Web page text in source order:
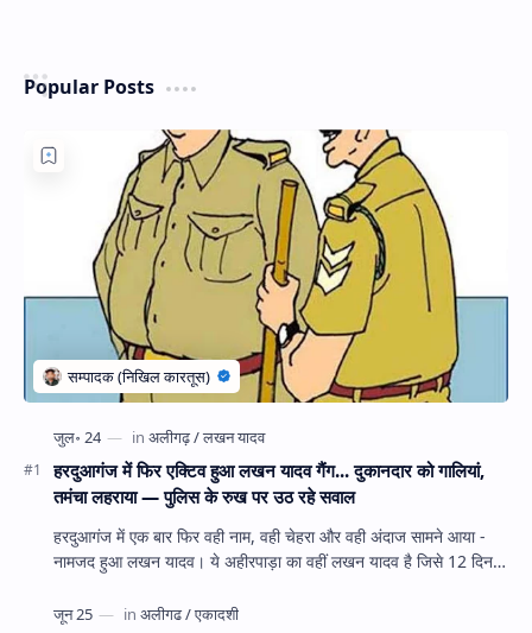
Popular Posts
हरदुआगंज में फिर एक्टिव हुआ लखन यादव गैंग... दुकानदार को गालियां,
तमंचा लहराया — पुलिस के रुख पर उठ रहे सवाल
हरदुआगंज में एक बार फिर वही नाम, वही चेहरा और वही अंदाज सामने आया -
नामजद हुआ लखन यादव। ये अहीरपाड़ा का वहीं लखन यादव है जिसे 12 दिन